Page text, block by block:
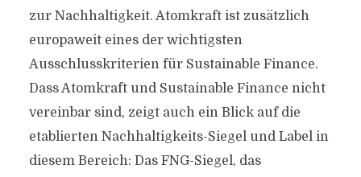
zur Nachhaltigkeit. Atomkraft ist zusätzlich
europaweit eines der wichtigsten
Ausschlusskriterien für Sustainable Finance.
Dass Atomkraft und Sustainable Finance nicht
vereinbar sind, zeigt auch ein Blick auf die
etablierten Nachhaltigkeits-Siegel und Label in
diesem Bereich: Das FNG-Siegel, das